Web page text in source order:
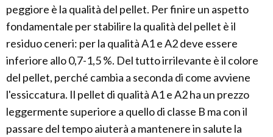
peggiore è la qualità del pellet. Per finire un aspetto
fondamentale per stabilire la qualità del pellet è il
residuo ceneri: per la qualità A1 e A2 deve essere
inferiore allo 0,7-1,5 %. Del tutto irrilevante è il colore
del pellet, perché cambia a seconda di come avviene
l'essiccatura. Il pellet di qualità A1 e A2 ha un prezzo
leggermente superiore a quello di classe B ma con il
passare del tempo aiuterà a mantenere in salute la